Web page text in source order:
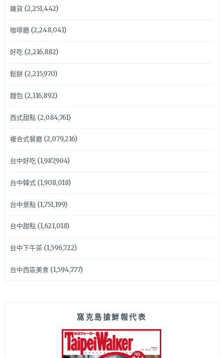
雜貨 (2,251,442)
咖啡廳(2,248,041)
好吃(2,216,882)
鬆餅(2,215,970)
麵包(2,116,892)
西式甜點(2,084,761)
複合式餐廳(2,079,216)
台中好吃(1,987,904)
台中韓式(1,908,018)
台中景點(1,751,199)
台中甜點(1,621,018)
台中下午茶(1,596,722)
台中西區美食(1,594,777)
窩克島搶鮮報代表